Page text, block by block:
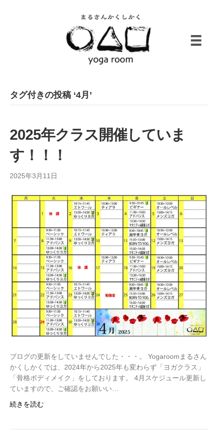
タグ付きの投稿 ‘4月’
2025年クラス開催していま
す！！！
2025年3月11日
ブログの更新をしていませんでした・・・。 Yogaroomまるさん
かくしかくでは、2024年から2025年も変わらず「ヨガクラス」
「骨格ボディメイク」をしております。 4月スケジュール更新し
ていますので、ご確認をお願いい…
続きを読む